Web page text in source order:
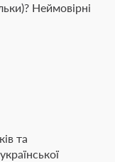
Неймовірні
та